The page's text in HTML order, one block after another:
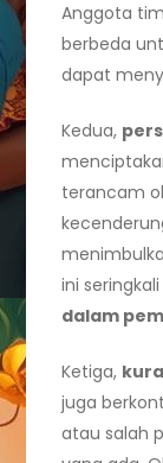
Anggota
berbeda
dapat
Kedua,
terancam
ini
dalam
Ketiga,
juga
atau salah